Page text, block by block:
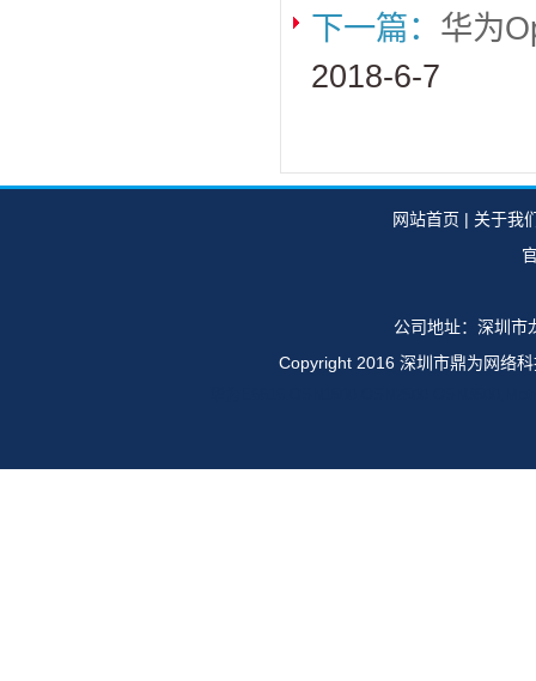
下一篇： 华为
2018-6-7
网站首页 | 关于我
公司地址：深圳市
Copyright 2016 深圳市鼎为网络